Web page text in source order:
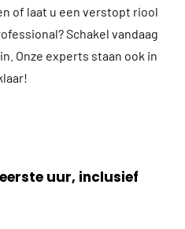
of laat u een verstopt riool
Schakel vandaag
Onze experts staan ook in
uur, inclusief